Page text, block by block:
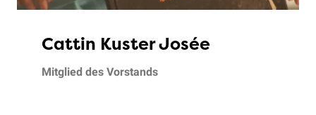
Cattin Kuster Josée
Mitglied des Vorstands